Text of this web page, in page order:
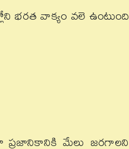
భరత వాక్యం వలె ఉంటుంది
ప్రజానికానికి మేలు జరగాలని